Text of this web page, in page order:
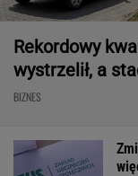
Rekordowy
wystrzelił, a
BIZNES